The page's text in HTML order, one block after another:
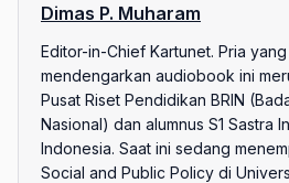
Dimas P. Muharam
Editor-in-Chief Kartunet. Pria
mendengarkan audiobook ini
Pusat Riset Pendidikan BRIN
Nasional) dan alumnus S1 Sastra
Indonesia. Saat ini sedang
Social and Public Policy di